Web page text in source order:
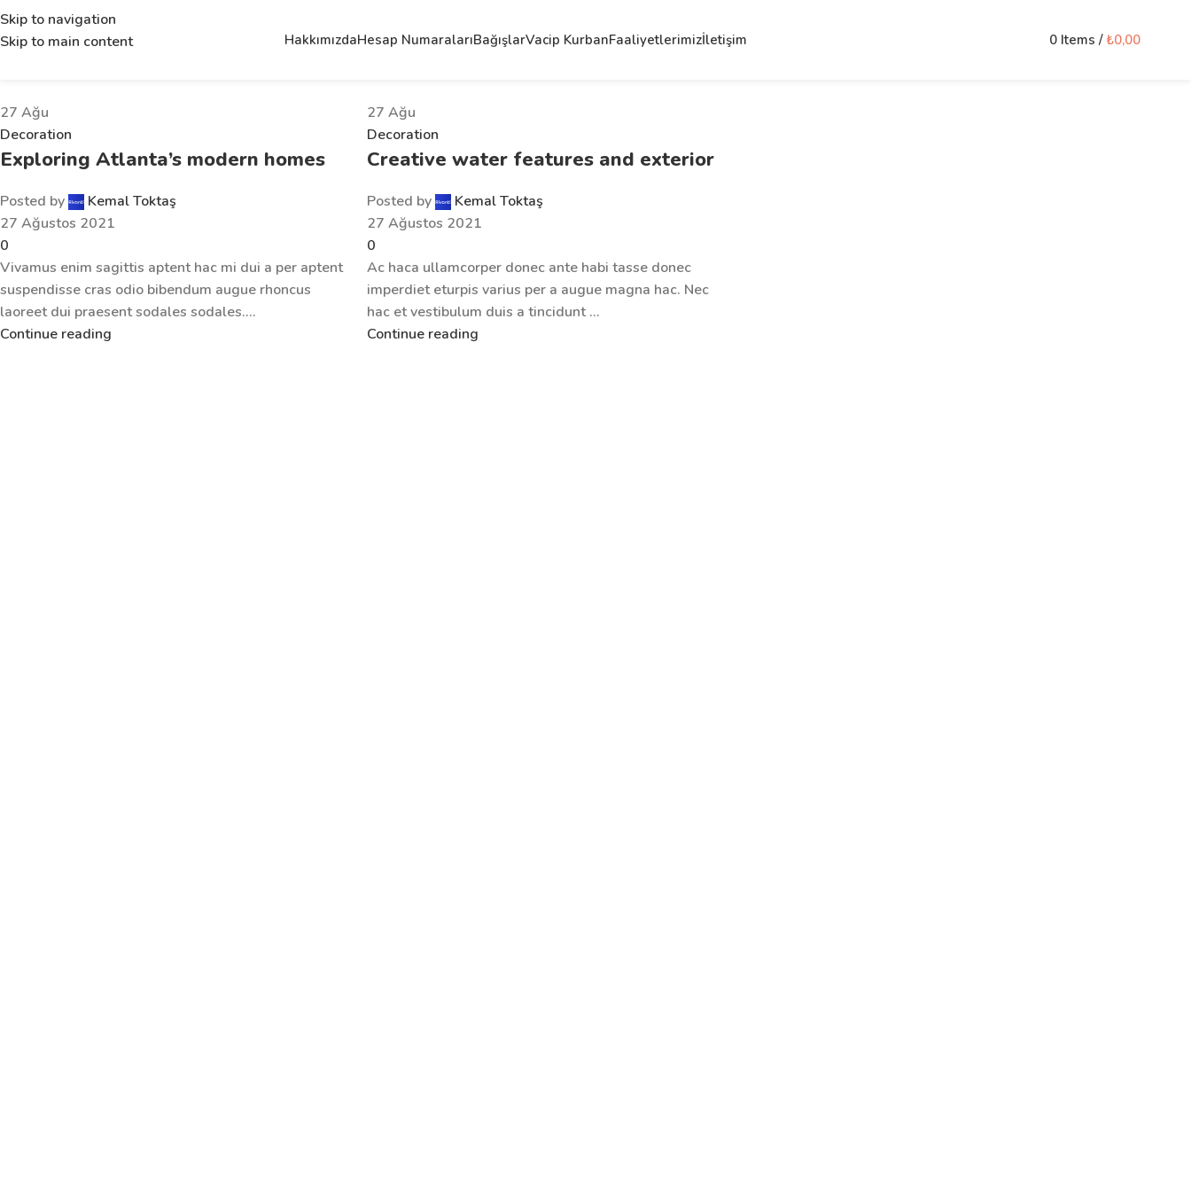
Skip to navigation
Skip to main content
HakkımızdaHesap NumaralarıBağışlarVacip KurbanFaaliyetlerimizİletişim 0 Items / ₺0,00
27 Ağu
Decoration
Exploring Atlanta’s modern homes
Posted by
Kemal Toktaş
27 Ağustos 2021
0
Vivamus enim sagittis aptent hac mi dui a per aptent
suspendisse cras odio bibendum augue rhoncus
laoreet dui praesent sodales sodales....
Continue reading
27 Ağu
Decoration
Creative water features and exterior
Posted by
Kemal Toktaş
27 Ağustos 2021
0
Ac haca ullamcorper donec ante habi tasse donec
imperdiet eturpis varius per a augue magna hac. Nec
hac et vestibulum duis a tincidunt ...
Continue reading